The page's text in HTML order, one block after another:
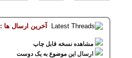
آخرین ارسال ها :
مشاهده نسخه قابل چاپ
ارسال این موضوع به یک دوست